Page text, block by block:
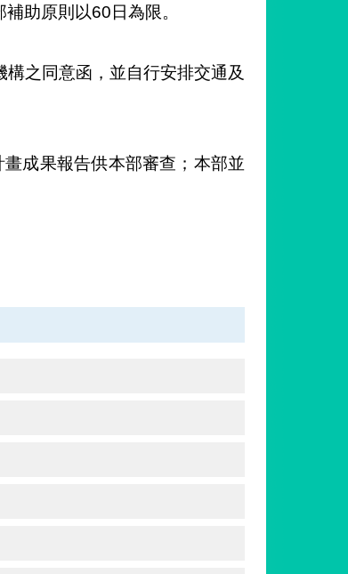
助原則以60日為限。
構之同意函，並自行安排交通及
成果報告供本部審查；本部並